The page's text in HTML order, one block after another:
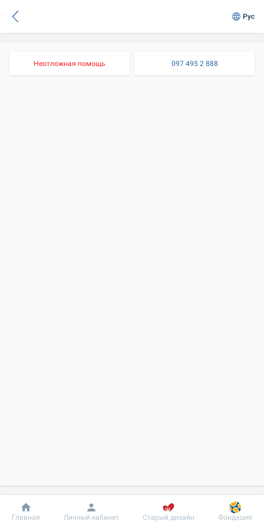
Рус
Неотложная помощь 097 495 2 888
Добробут Информация Пациенту
Главная Личный кабинет Старый дизайн Фондация